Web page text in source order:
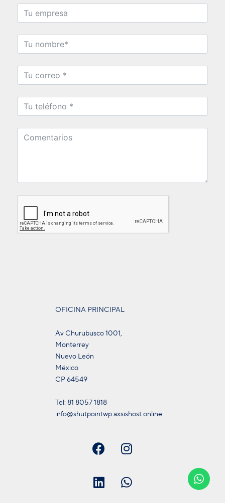
OFICINA PRINCIPAL
Av Churubusco 1001,
Monterrey
Nuevo León
México
CP 64549
Tel: 81 8057 1818
info@shutpointwp.axsishost.online